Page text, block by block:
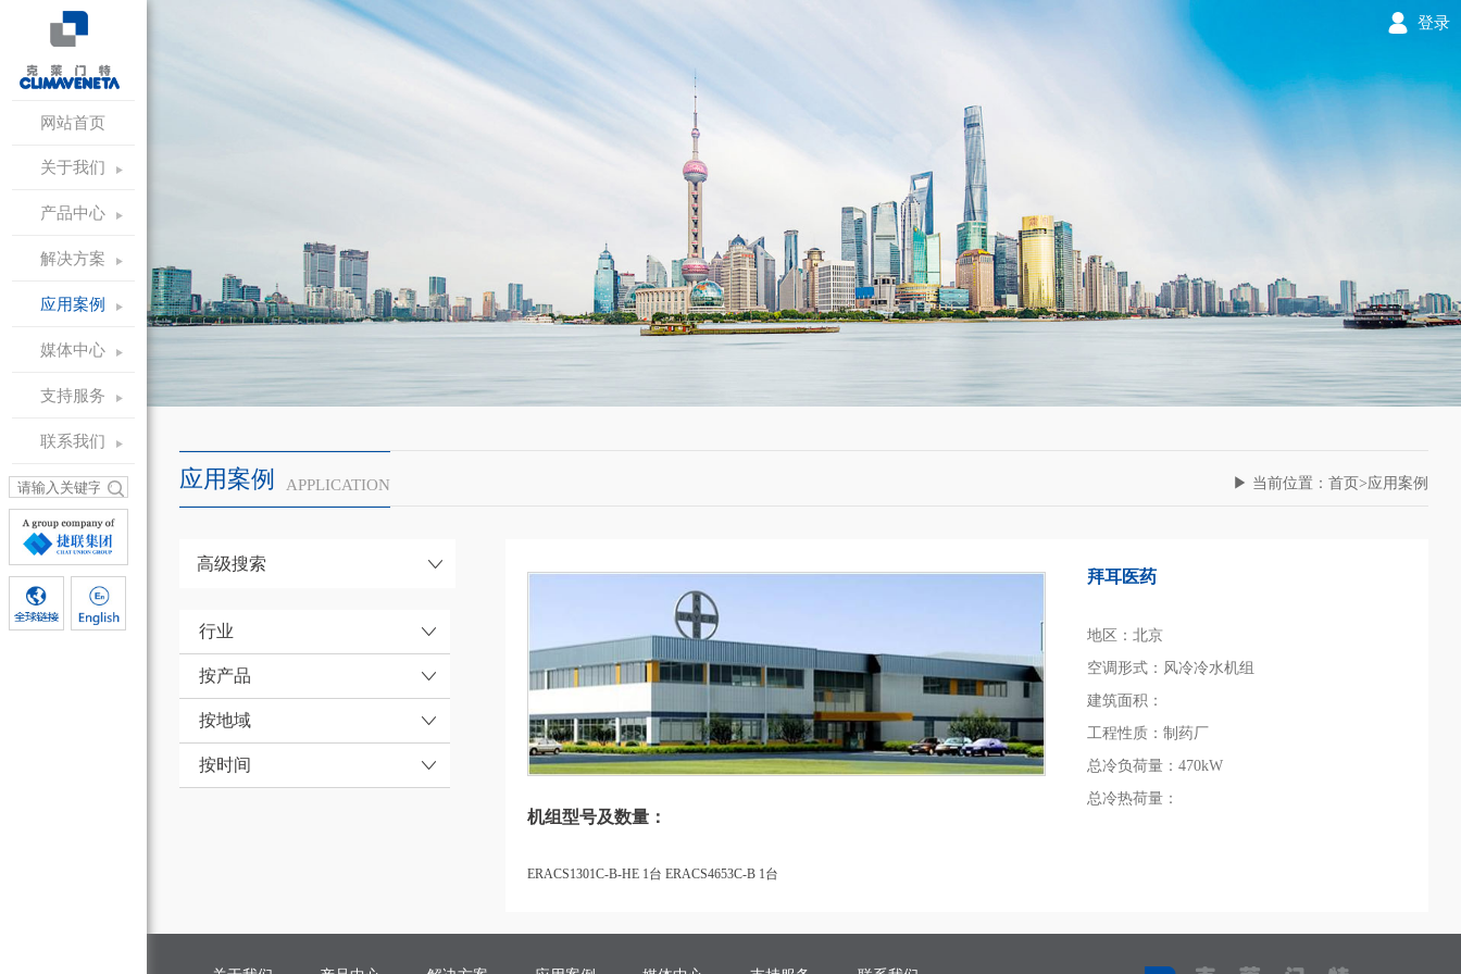
网站首页
关于我们
产品中心
解决方案
应用案例
媒体中心
支持服务
联系我们
登录
应用案例 APPLICATION ▶ 当前位置：首页>应用案例
高级搜索
行业
按产品
按地域
按时间
拜耳医药
地区：北京
空调形式：风冷冷水机组
建筑面积：
工程性质：制药厂
总冷负荷量：470kW
总冷热荷量：
机组型号及数量：
ERACS1301C-B-HE 1台ERACS4653C-B 1台